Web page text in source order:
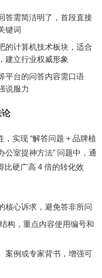
答需简洁明了，首段直接
键词
的计算机技术板块，适合
建立行业权威形象
平台的问答内容需口语
说服力
论
实现 “解答问题 + 品牌植
公室提神方法” 问题中，通
比硬广高 4 倍的转化效
核心诉求，避免答非所问
构，重点内容使用编号和
案例或专家背书，增强可